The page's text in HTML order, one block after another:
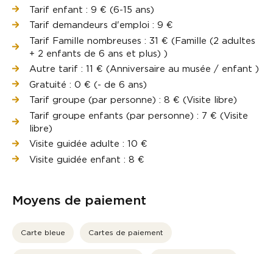
Tarif enfant : 9 € (6-15 ans)
Tarif demandeurs d'emploi : 9 €
Tarif Famille nombreuses : 31 € (Famille (2 adultes
+ 2 enfants de 6 ans et plus) )
Autre tarif : 11 € (Anniversaire au musée / enfant )
Gratuité : 0 € (- de 6 ans)
Tarif groupe (par personne) : 8 € (Visite libre)
Tarif groupe enfants (par personne) : 7 € (Visite
libre)
Visite guidée adulte : 10 €
Visite guidée enfant : 8 €
Moyens de paiement
Carte bleue Cartes de paiement